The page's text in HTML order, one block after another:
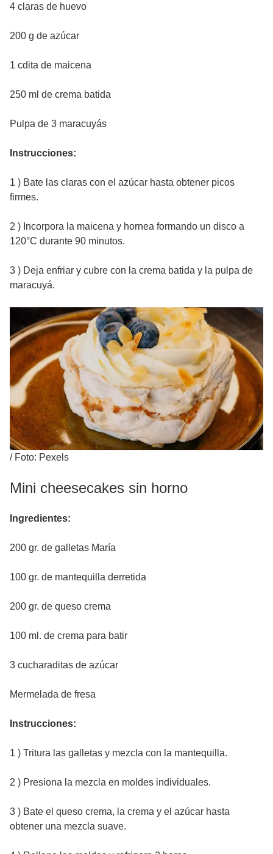
4 claras de huevo
200 g de azúcar
1 cdita de maicena
250 ml de crema batida
Pulpa de 3 maracuyás
Instrucciones:
1 ) Bate las claras con el azúcar hasta obtener picos
firmes.
2 ) Incorpora la maicena y hornea formando un disco a
120°C durante 90 minutos.
3 ) Deja enfriar y cubre con la crema batida y la pulpa de
maracuyá.
/ Foto: Pexels
Mini cheesecakes sin horno
Ingredientes:
200 gr. de galletas María
100 gr. de mantequilla derretida
200 gr. de queso crema
100 ml. de crema para batir
3 cucharaditas de azúcar
Mermelada de fresa
Instrucciones:
1 ) Tritura las galletas y mezcla con la mantequilla.
2 ) Presiona la mezcla en moldes individuales.
3 ) Bate el queso crema, la crema y el azúcar hasta
obtener una mezcla suave.